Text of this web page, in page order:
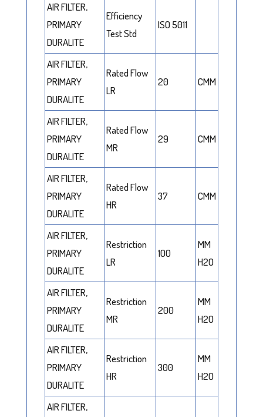
AIR FILTER,
PRIMARY
DURALITE
Efficiency
Test Std
ISO 5011
AIR FILTER,
PRIMARY
DURALITE
Rated Flow
LR
20 CMM
AIR FILTER,
PRIMARY
DURALITE
Rated Flow
MR
29 CMM
AIR FILTER,
PRIMARY
DURALITE
Rated Flow
HR
37 CMM
AIR FILTER,
PRIMARY
DURALITE
Restriction
LR
100
MM
H2O
AIR FILTER,
PRIMARY
DURALITE
Restriction
MR
200
MM
H2O
AIR FILTER,
PRIMARY
DURALITE
Restriction
HR
300
MM
H2O
AIR FILTER,